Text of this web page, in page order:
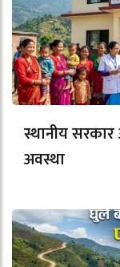
स्थानीय
अवस्था